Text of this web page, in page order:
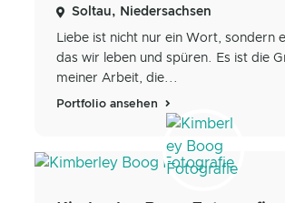
Soltau, Niedersachsen
Liebe ist nicht nur ein Wort, sondern
das wir leben und spüren. Es ist die
meiner Arbeit, die...
Portfolio ansehen